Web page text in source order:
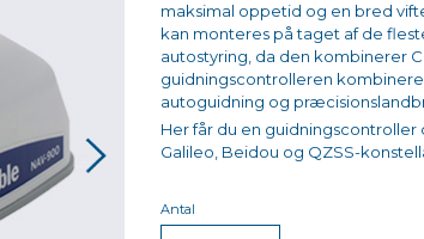
maksimal oppetid og en bred
kan monteres på taget af de
autostyring, da den kombinerer
guidningscontrolleren
autoguidning og
Her får du en guidningscontroller
Galileo, Beidou og QZSS-
Antal